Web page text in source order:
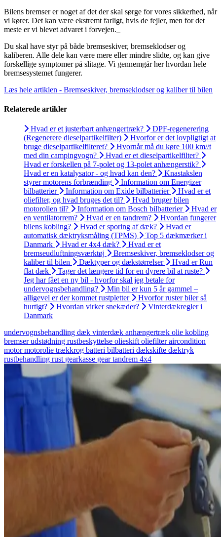
Bilens bremser er noget af det der skal sørge for vores sikkerhed, når
vi kører. Det kan være ekstremt farligt, hvis de fejler, men for det
meste er vi blevet advaret i forvejen._
Du skal have styr på både bremseskiver, bremseklodser og
kaliberen. Alle dele kan være mere eller mindre slidte, og kan give
forskellige symptomer på slitage. Vi gennemgår her hvordan hele
bremsesystemet fungerer.
Læs hele artiklen - Bremseskiver, bremseklodser og kaliber til bilen
Relaterede artikler
Hvad er et justerbart anhængertræk?
DPF-regenerering
(Regenerere dieselpartikelfilter)
Hvorfor er det lovpligtigt at
bruge dieselpartikelfilteret?
Hvornår må du køre 100 km//t
med din campingvogn?
Hvad er et dieselpartikelfilter?
Hvad er forskellen på 7-polet og 13-polet anhængerstik?
Hvad er en katalysator - og hvad kan den?
Knastakslen
styrer motorens forbrænding
Information om Energizer
bilbatterier
Information om Exide bilbatterier
Hvad er et
oliefilter, og hvad bruges det til?
Hvad bruger bilen
motorolien til?
Information om Bosch bilbatterier
Hvad er
en ventilatorrem?
Hvad er en tandrem?
Hvordan fungerer
bilens kobling?
Hvad er sporing af dæk?
Hvad er
automatisk dæktryksmåling (TPMS)
Top 5 dækmærker i
Danmark
Hvad er 4x4 dæk?
Hvad er et
bremseudluftningsværktøj
Bremseskiver, bremseklodser og
kaliber til bilen
Dæktyper og dækstørrelser
Hvad er Run
flat dæk
Tager det længere tid for en dyrere bil at ruste?
Jeg har fået en ny bil - hvorfor skal jeg betale for
undervognsbehandling?
Min bil er kun 5 år gammel –
alligevel er der kommet rustpletter
Hvorfor ruster biler så
hurtigt?
Hvordan virker snekæder?
Vinterdækregler i
Danmark
undervognsbehandling dæk vinterdæk anhængertræk olie kobling
bremserudstødning rustbeskyttelse olieskift oliefilteraircondition
motormotorolie trækkrog batteri bilbatteri dækskifte dæktryk
rustbehandling rust gearkasse geartandrem 4x4